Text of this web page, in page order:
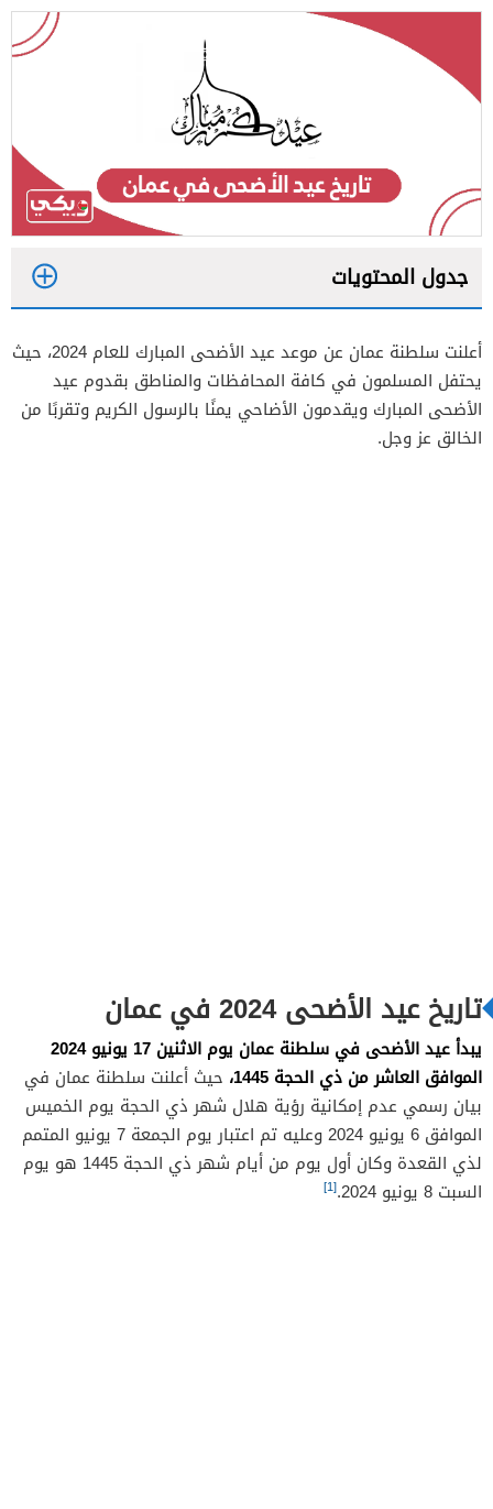
جدول المحتويات
2
أعلنت سلطنة عمان عن موعد عيد الأضحى المبارك للعام 2024، حيث
يحتفل المسلمون في كافة المحافظات والمناطق بقدوم عيد
الأضحى المبارك ويقدمون الأضاحي يمنًا بالرسول الكريم وتقربًا من
الخالق عز وجل.
تاريخ عيد الأضحى 2024 في عمان
يبدأ عيد الأضحى في سلطنة عمان يوم الاثنين 17 يونيو 2024
الموافق العاشر من ذي الحجة 1445،
حيث أعلنت سلطنة عمان في
بيان رسمي عدم إمكانية رؤية هلال شهر ذي الحجة يوم الخميس
الموافق 6 يونيو 2024 وعليه تم اعتبار يوم الجمعة 7 يونيو المتمم
لذي القعدة وكان أول يوم من أيام شهر ذي الحجة 1445 هو يوم
السبت 8 يونيو 2024.
[1]